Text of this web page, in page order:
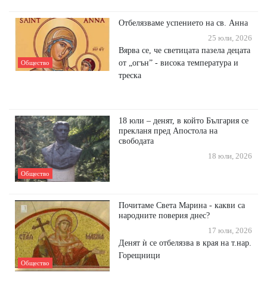
Общество
Отбелязваме успението на св. Анна
25 юли, 2026
Вярва се, че светицата пазела децата
от „огън” - висока температура и
треска
Общество
18 юли – денят, в който България се
прекланя пред Апостола на
свободата
18 юли, 2026
Общество
Почитаме Света Марина - какви са
народните поверия днес?
17 юли, 2026
Денят ѝ се отбелязва в края на т.нар.
Горещници